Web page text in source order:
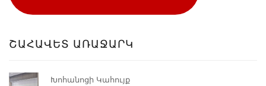
ՇԱՀԱՎԵՏ ԱՌԱՋԱՐԿ
Խոհանոցի Կահույք